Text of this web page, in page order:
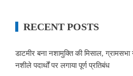
RECENT POSTS
डाटमीर बना नशामुक्ति की मिसाल,
नशीले पदार्थों पर लगाया पूर्ण प्रतिबंध